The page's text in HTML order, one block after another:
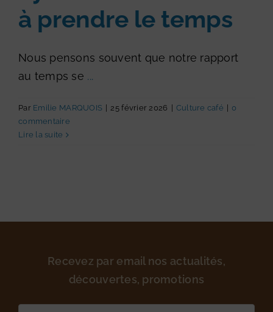
à prendre le temps
Nous pensons souvent que notre rapport
au temps se ...
Par Emilie MARQUOIS 25 février 2026 Culture café
0
commentaire
Lire la suite
Recevez par email nos actualités,
découvertes, promotions